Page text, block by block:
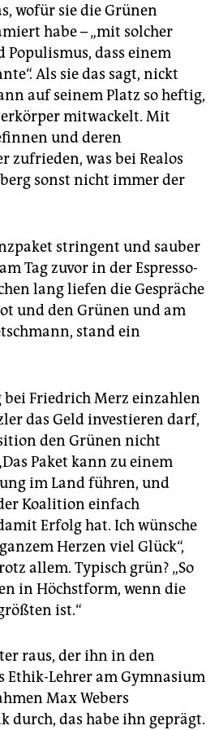
wofür sie die Grünen
habe – „mit solcher
dass einem
Als sie das sagt, nickt
auf seinem Platz so heftig,
mitwackelt. Mit
und deren
zufrieden, was bei Realos
sonst nicht immer der
stringent und sauber
Tag zuvor in der Espresso-
lang liefen die Gespräche
und den Grünen und am
stand ein
bei Friedrich Merz einzahlen
das Geld investieren darf,
den Grünen nicht
Paket kann zu einem
im Land führen, und
Koalition einfach
Erfolg hat. Ich wünsche
Herzen viel Glück“,
allem. Typisch grün? „So
in Höchstform, wenn die
ist.“
raus, der ihn in den
Ethik-Lehrer am Gymnasium
Max Webers
durch, das habe ihn geprägt.